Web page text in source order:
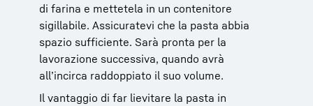
di farina e mettetela in un contenitore
sigillabile. Assicuratevi che la pasta abbia
spazio sufficiente. Sarà pronta per la
lavorazione successiva, quando avrà
all’incirca raddoppiato il suo volume.
Il vantaggio di far lievitare la pasta in